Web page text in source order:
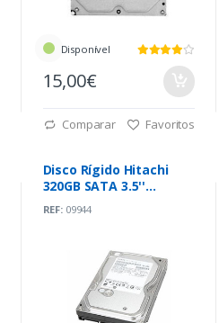
Disponível
15,00€
Comparar Favoritos
Disco Rígido Hitachi
320GB SATA 3.5''
REF:09944